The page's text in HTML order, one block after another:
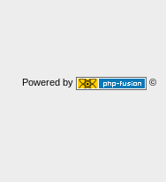
Powered by ©